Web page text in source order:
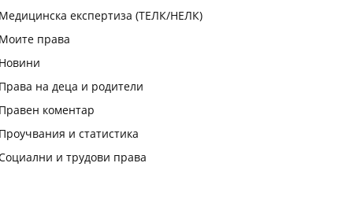
експертиза (ТЕЛК/НЕЛК)
права
на деца и родители
коментар
и статистика
и трудови права